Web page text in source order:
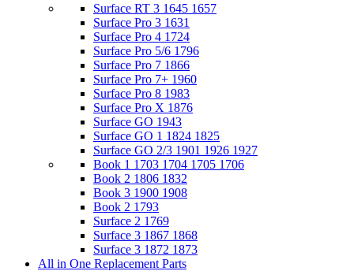
Surface RT 3 1645 1657
Surface Pro 3 1631
Surface Pro 4 1724
Surface Pro 5/6 1796
Surface Pro 7 1866
Surface Pro 7+ 1960
Surface Pro 8 1983
Surface Pro X 1876
Surface GO 1943
Surface GO 1 1824 1825
Surface GO 2/3 1901 1926 1927
Book 1 1703 1704 1705 1706
Book 2 1806 1832
Book 3 1900 1908
Book 2 1793
Surface 2 1769
Surface 3 1867 1868
Surface 3 1872 1873
All in One Replacement Parts